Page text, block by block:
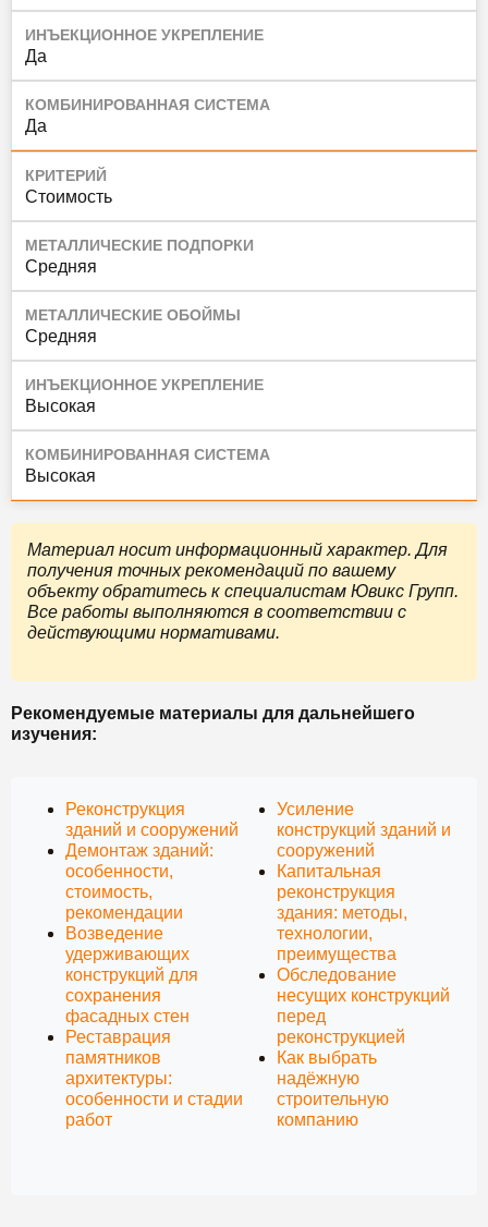
ИНЪЕКЦИОННОЕ УКРЕПЛЕНИЕ
Да
КОМБИНИРОВАННАЯ СИСТЕМА
Да
КРИТЕРИЙ
Стоимость
МЕТАЛЛИЧЕСКИЕ ПОДПОРКИ
Средняя
МЕТАЛЛИЧЕСКИЕ ОБОЙМЫ
Средняя
ИНЪЕКЦИОННОЕ УКРЕПЛЕНИЕ
Высокая
КОМБИНИРОВАННАЯ СИСТЕМА
Высокая
Материал носит информационный характер. Для
получения точных рекомендаций по вашему
объекту обратитесь к специалистам Ювикс Групп.
Все работы выполняются в соответствии с
действующими нормативами.
Рекомендуемые материалы для дальнейшего
изучения:
Реконструкция
зданий и сооружений
Демонтаж зданий:
особенности,
стоимость,
рекомендации
Возведение
удерживающих
конструкций для
сохранения
фасадных стен
Реставрация
памятников
архитектуры:
особенности и стадии
работ
Усиление
конструкций зданий и
сооружений
Капитальная
реконструкция
здания: методы,
технологии,
преимущества
Обследование
несущих конструкций
перед
реконструкцией
Как выбрать
надёжную
строительную
компанию